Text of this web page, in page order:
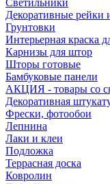
Светильники
Декоративные рейки
Грунтовки
Интерьерная краска
Карнизы для штор
Шторы готовые
Бамбуковые панели
АКЦИЯ - товары со
Декоративная
Фрески, фотообои
Лепнина
Лаки и клеи
Подложка
Террасная доска
Ковролин